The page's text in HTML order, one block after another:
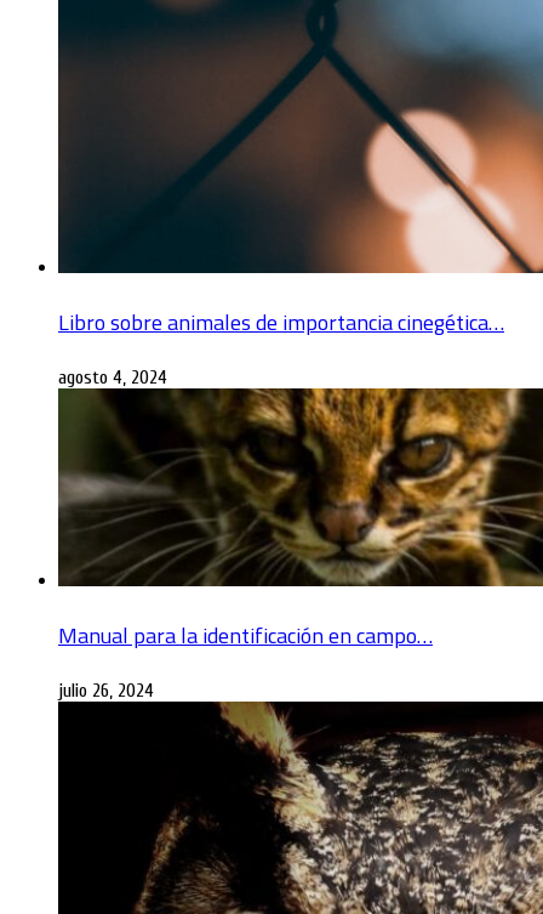
Libro sobre animales de importancia cinegética…
agosto 4, 2024
Manual para la identificación en campo…
julio 26, 2024